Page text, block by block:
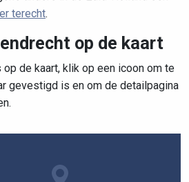
terecht.
op de kaart
de kaart, klik op een icoon om te
gevestigd is en om de detailpagina